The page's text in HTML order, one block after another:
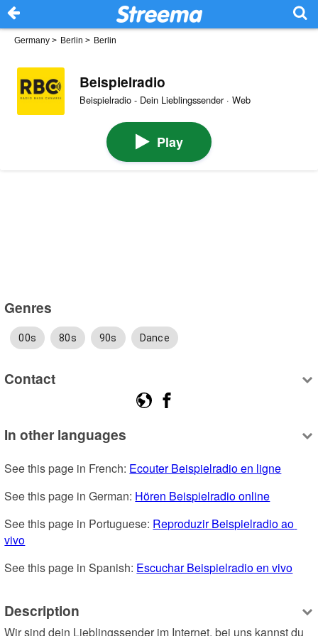
Germany > Berlin > Berlin
Beispielradio
Beispielradio - Dein Lieblingssender · Web
Play
Genres
00s 80s 90s Dance
Contact
In other languages
See this page in French: Ecouter Beispielradio en ligne
See this page in German: Hören Beispielradio online
See this page in Portuguese: Reproduzir Beispielradio ao
vivo
See this page in Spanish: Escuchar Beispielradio en vivo
Description
Wir sind dein Lieblingssender im Internet, bei uns kannst du